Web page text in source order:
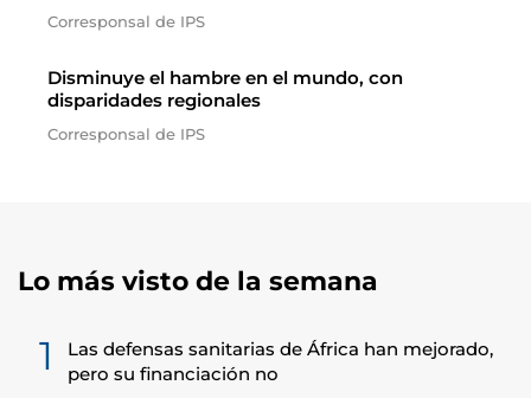
Corresponsal de IPS
Disminuye el hambre en el mundo, con
disparidades regionales
Corresponsal de IPS
Lo más visto de la semana
1
Las defensas sanitarias de África han mejorado,
pero su financiación no